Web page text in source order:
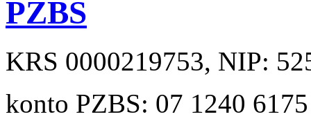
PZBS
KRS 0000219753, NIP:
konto PZBS: 07 1240